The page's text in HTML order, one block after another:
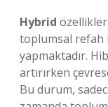
Hybrid
toplumsal refah
yapmaktadır.
artırırken
Bu durum,